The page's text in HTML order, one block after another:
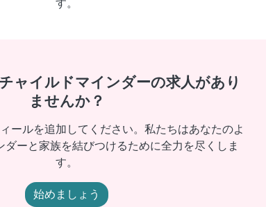
す。
ャイルドマインダーの求人があり
ませんか？
ールを追加してください。私たちはあなたのよ
ダーと家族を結びつけるために全力を尽くしま
す。
始めましょう